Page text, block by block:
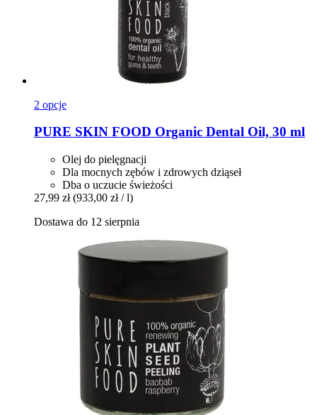
2 opcje
PURE SKIN FOOD Organic Dental Oil, 30 ml
Olej do pielęgnacji
Dla mocnych zębów i zdrowych dziąseł
Dba o uczucie świeżości
27,99 zł (933,00 zł / l)
Dostawa do 12 sierpnia